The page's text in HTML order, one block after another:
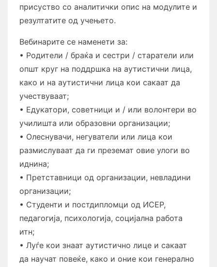
присуство со аналитички опис на модулите и
резултатите од учењето.
Вебинарите се наменети за:
• Родители / браќа и сестри / старатели или
општ круг на поддршка на аутистични лица,
како и на аутистични лица кои сакаат да
учествуваат;
• Едукатори, советници и / или волонтери во
училишта или образовни организации;
• Олеснувачи, негуватели или лица кои
размислуваат да ги преземат овие улоги во
иднина;
• Претставници од организации, невладини
организации;
• Студенти и постдипломци од ИСЕР,
педагогија, психологија, социјална работа
итн;
• Луѓе кои знаат аутистично лице и сакаат
да научат повеќе, како и оние кои генерално